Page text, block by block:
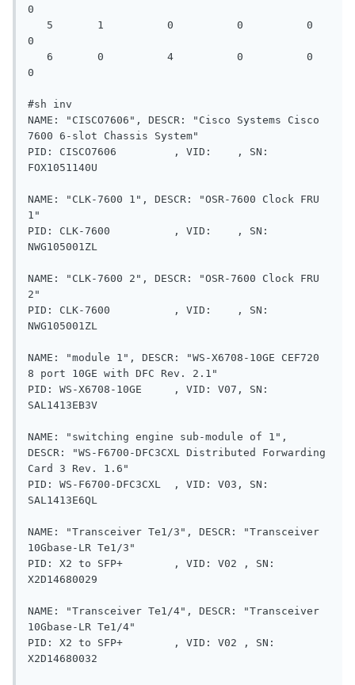
0
0
0
#sh inv
NAME: "CISCO7606", DESCR: "Cisco Systems Cisco
7600 6-slot Chassis System"
PID: CISCO7606         , VID:    , SN:
FOX1051140U
NAME: "CLK-7600 1", DESCR: "OSR-7600 Clock FRU
1"
PID: CLK-7600          , VID:    , SN:
NWG105001ZL
NAME: "CLK-7600 2", DESCR: "OSR-7600 Clock FRU
2"
PID: CLK-7600          , VID:    , SN:
NWG105001ZL
NAME: "module 1", DESCR: "WS-X6708-10GE CEF720
8 port 10GE with DFC Rev. 2.1"
PID: WS-X6708-10GE     , VID: V07, SN:
SAL1413EB3V
NAME: "switching engine sub-module of 1",
DESCR: "WS-F6700-DFC3CXL Distributed Forwarding
Card 3 Rev. 1.6"
PID: WS-F6700-DFC3CXL  , VID: V03, SN:
SAL1413E6QL
NAME: "Transceiver Te1/3", DESCR: "Transceiver
10Gbase-LR Te1/3"
PID: X2 to SFP+        , VID: V02 , SN:
X2D14680029
NAME: "Transceiver Te1/4", DESCR: "Transceiver
10Gbase-LR Te1/4"
PID: X2 to SFP+        , VID: V02 , SN:
X2D14680032